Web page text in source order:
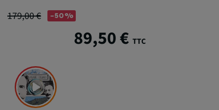
179,00 € -50%
89,50 € TTC